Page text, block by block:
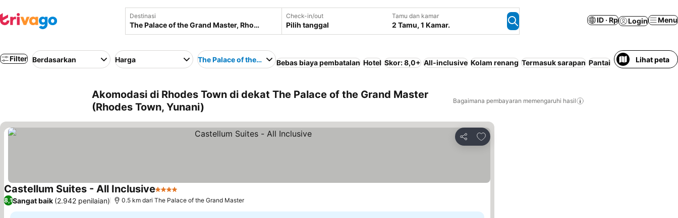
Destinasi Check-in/out
Pilih tanggal
Tamu dan kamar
2 Tamu, 1 Kamar.
ID · Rp Login Menu
Filter Berdasarkan Harga The Palace of the Grand MasterBebas biaya pembatalan Hotel Skor: 8,0+ All-inclusive Kolam renang Termasuk sarapan Pantai Paket 2x makan
Lihat peta
Akomodasi di Rhodes Town di dekat The Palace of the Grand Master
(Rhodes Town, Yunani)
Bagaimana pembayaran memengaruhi hasil
Bagikan
Tambahkan ke favorit
Castellum Suites - All Inclusive4 Bintang
8,1Sangat baik (2.942 penilaian) 0.5 km dari The Palace of the Grand Master